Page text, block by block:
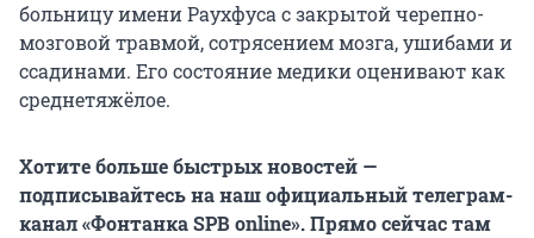
больницу имени Раухфуса с закрытой черепно-
мозговой травмой, сотрясением мозга, ушибами и
ссадинами. Его состояние медики оценивают как
среднетяжёлое.
Хотите больше быстрых новостей —
подписывайтесь на наш официальный телеграм-
канал «Фонтанка SPB online». Прямо сейчас там